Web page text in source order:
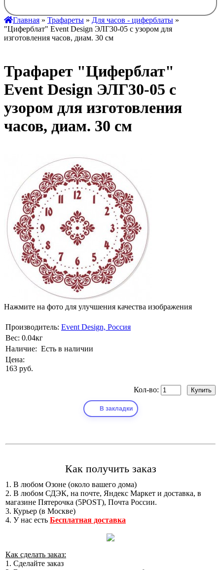
Главная » Трафареты » Для часов - циферблаты »
"Циферблат" Event Design ЭЛГ30-05 с узором для
изготовления часов, диам. 30 см
Трафарет "Циферблат"
Event Design ЭЛГ30-05 с
узором для изготовления
часов, диам. 30 см
Нажмите на фото для улучшения качества изображения
Производитель: Event Design, Россия
Вес: 0.04кг
Наличие: Есть в наличии
Цена:
163 руб.
Кол-во:
В закладки
Как получить заказ
1. В любом Озоне (около вашего дома)
2. В любом СДЭК, на почте, Яндекс Маркет и доставка, в
магазине Пятерочка (5POST), Почта России.
3. Курьер (в Москве)
4. У нас есть Бесплатная доставка
Как сделать заказ:
1. Сделайте заказ